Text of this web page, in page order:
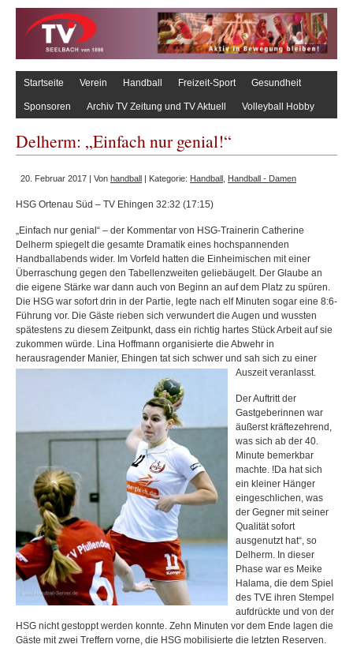
Startseite Verein Handball Freizeit-Sport Gesundheit
Sponsoren Archiv TV Zeitung und TV Aktuell Volleyball Hobby
Delherm: „Einfach nur genial!“
20. Februar 2017 | Von handball | Kategorie: Handball Handball - Damen
HSG Ortenau Süd – TV Ehingen 32:32 (17:15)
„Einfach nur genial“ – der Kommentar von HSG-Trainerin Catherine
Delherm spiegelt die gesamte Dramatik eines hochspannenden
Handballabends wider. Im Vorfeld hatten die Einheimischen mit einer
Überraschung gegen den Tabellenzweiten geliebäugelt. Der Glaube an
die eigene Stärke war dann auch von Beginn an auf dem Platz zu spüren.
Die HSG war sofort drin in der Partie, legte nach elf Minuten sogar eine 8:6-
Führung vor. Die Gäste rieben sich verwundert die Augen und wussten
spätestens zu diesem Zeitpunkt, dass ein richtig hartes Stück Arbeit auf sie
zukommen würde. Lina Hoffmann organisierte die Abwehr in
herausragender Manier, Ehingen tat sich schwer und sah sich zu einer
Auszeit veranlasst.
Der Auftritt der
Gastgeberinnen war
äußerst kräftezehrend,
was sich ab der 40.
Minute bemerkbar
machte. !Da hat sich
ein kleiner Hänger
eingeschlichen, was
der Gegner mit seiner
Qualität sofort
ausgenutzt hat“, so
Delherm. In dieser
Phase war es Meike
Halama, die dem Spiel
des TVE ihren Stempel
aufdrückte und von der
HSG nicht gestoppt werden konnte. Zehn Minuten vor dem Ende lagen die
Gäste mit zwei Treffern vorne, die HSG mobilisierte die letzten Reserven.